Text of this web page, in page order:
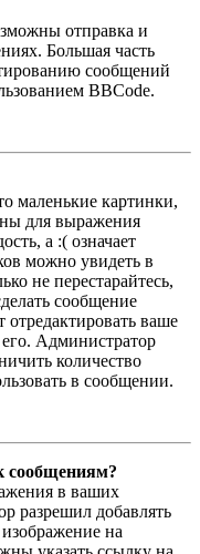
отправка и
Большая часть
сообщений
BBCode.
маленькие картинки,
для выражения
а :( означает
можно увидеть в
не перестарайтесь,
сообщение
ваше
Администратор
количество
в сообщении.
сообщениям?
в ваших
разрешил добавлять
на